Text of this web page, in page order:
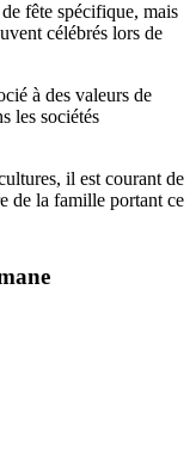
fête spécifique, mais
célébrés lors de
à des valeurs de
les sociétés
il est courant de
de la famille portant ce